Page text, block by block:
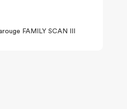
FAMILY SCAN III